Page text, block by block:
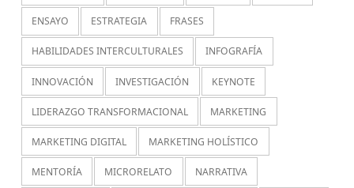
ENSAYO ESTRATEGIA FRASES
HABILIDADES INTERCULTURALES INFOGRAFÍA
INNOVACIÓN INVESTIGACIÓN KEYNOTE
LIDERAZGO TRANSFORMACIONAL MARKETING
MARKETING DIGITAL MARKETING HOLÍSTICO
MENTORÍA MICRORELATO NARRATIVA